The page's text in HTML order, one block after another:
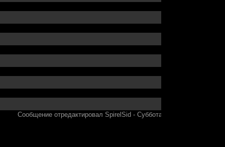
Сообщение отредактировал SpirelSid - Суббота, 07.11.2015, 12:54